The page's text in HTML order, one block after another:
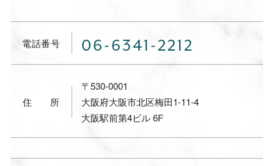
電話番号 06-6341-2212
住所
〒530-0001
大阪府大阪市北区梅田1-11-4
大阪駅前第4ビル 6F